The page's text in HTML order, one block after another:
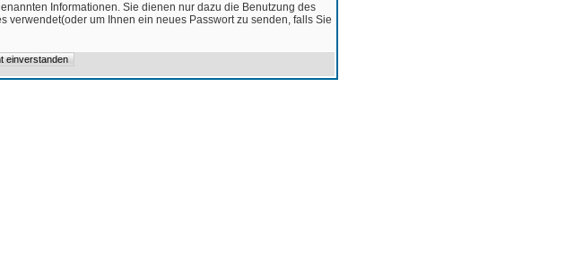
Informationen. Sie dienen nur dazu die Benutzung des
verwendet(oder um Ihnen ein neues Passwort zu senden, falls Sie